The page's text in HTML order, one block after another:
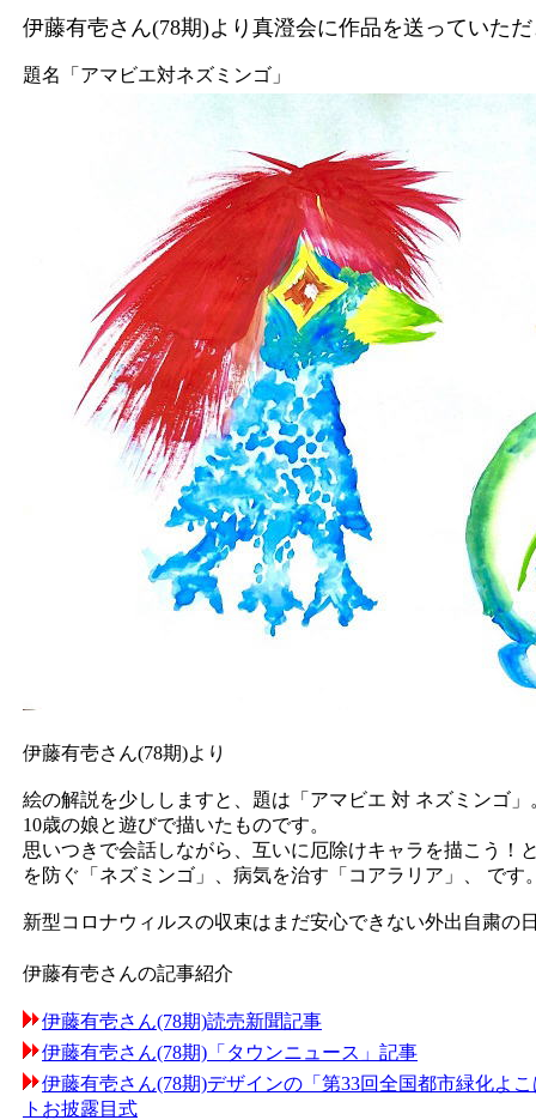
伊藤有壱さん(78期)より真澄会に作品を送っていた
題名「アマビエ対ネズミンゴ」
伊藤有壱さん(78期)より
絵の解説を少ししますと、題は「アマビエ 対 ネズミンゴ」
10歳の娘と遊びで描いたものです。
思いつきで会話しながら、互いに厄除けキャラを描こう
を防ぐ「ネズミンゴ」、病気を治す「コアラリア」、 で
新型コロナウィルスの収束はまだ安心できない外出自粛
伊藤有壱さんの記事紹介
伊藤有壱さん(78期)読売新聞記事
伊藤有壱さん(78期)「タウンニュース」記事
伊藤有壱さん(78期)デザインの「第33回全国都市緑化よ
トお披露目式